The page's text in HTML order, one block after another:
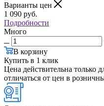
Варианты цен
1 090 руб.
Подробности
Много
В корзину
Купить в 1 клик
Цена действительна только
отличаться от цен в